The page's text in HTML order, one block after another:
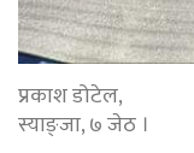
प्रकाश डोटेल,
स्याङ्जा, ७ जेठ ।